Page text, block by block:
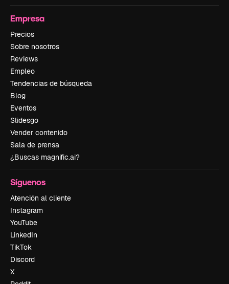
Empresa
Precios
Sobre nosotros
Reviews
Empleo
Tendencias de búsqueda
Blog
Eventos
Slidesgo
Vender contenido
Sala de prensa
¿Buscas magnific.ai?
Síguenos
Atención al cliente
Instagram
YouTube
LinkedIn
TikTok
Discord
X